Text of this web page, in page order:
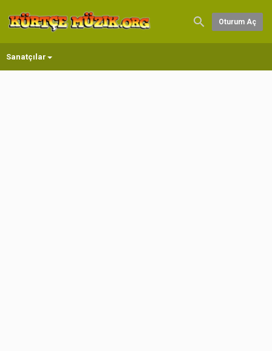
Oturum Aç
Sanatçılar